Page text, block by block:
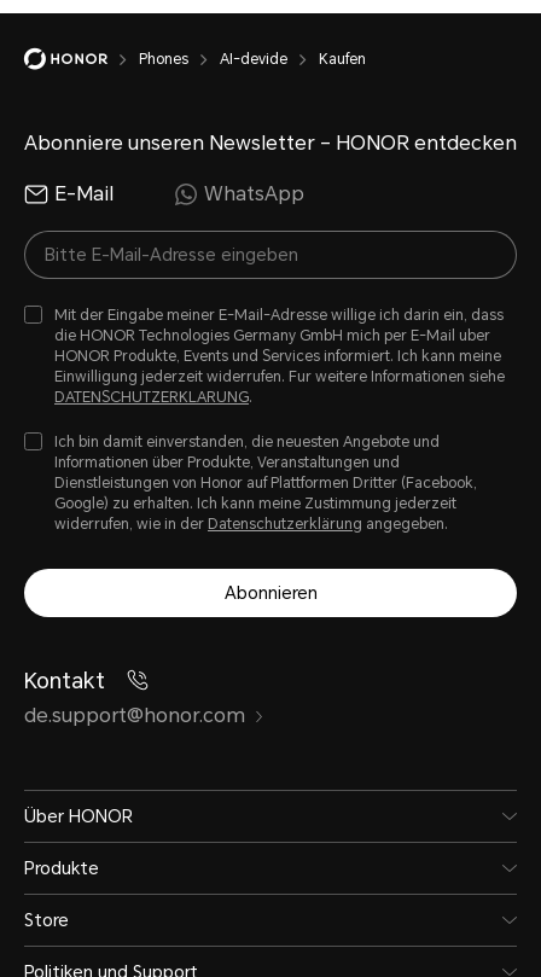
Phones AI-devide Kaufen
Abonniere unseren Newsletter – HONOR entdecken
E-Mail WhatsApp
Mit der Eingabe meiner E-Mail-Adresse willige ich darin ein, dass
die HONOR Technologies Germany GmbH mich per E-Mail uber
HONOR Produkte, Events und Services informiert. Ich kann meine
Einwilligung jederzeit widerrufen. Fur weitere Informationen siehe
DATENSCHUTZERKLARUNG.
Ich bin damit einverstanden, die neuesten Angebote und
Informationen über Produkte, Veranstaltungen und
Dienstleistungen von Honor auf Plattformen Dritter (Facebook,
Google) zu erhalten. Ich kann meine Zustimmung jederzeit
widerrufen, wie in der Datenschutzerklärung angegeben.
Abonnieren
Kontakt
de.support@honor.com
Über HONOR
Produkte
Store
Politiken und Support